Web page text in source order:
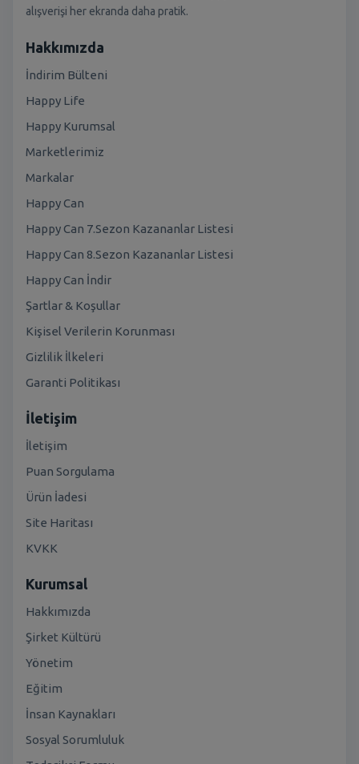
alışverişi her ekranda daha pratik.
Hakkımızda
İndirim Bülteni
Happy Life
Happy Kurumsal
Marketlerimiz
Markalar
Happy Can
Happy Can 7.Sezon Kazananlar Listesi
Happy Can 8.Sezon Kazananlar Listesi
Happy Can İndir
Şartlar & Koşullar
Kişisel Verilerin Korunması
Gizlilik İlkeleri
Garanti Politikası
İletişim
İletişim
Puan Sorgulama
Ürün İadesi
Site Haritası
KVKK
Kurumsal
Hakkımızda
Şirket Kültürü
Yönetim
Eğitim
İnsan Kaynakları
Sosyal Sorumluluk